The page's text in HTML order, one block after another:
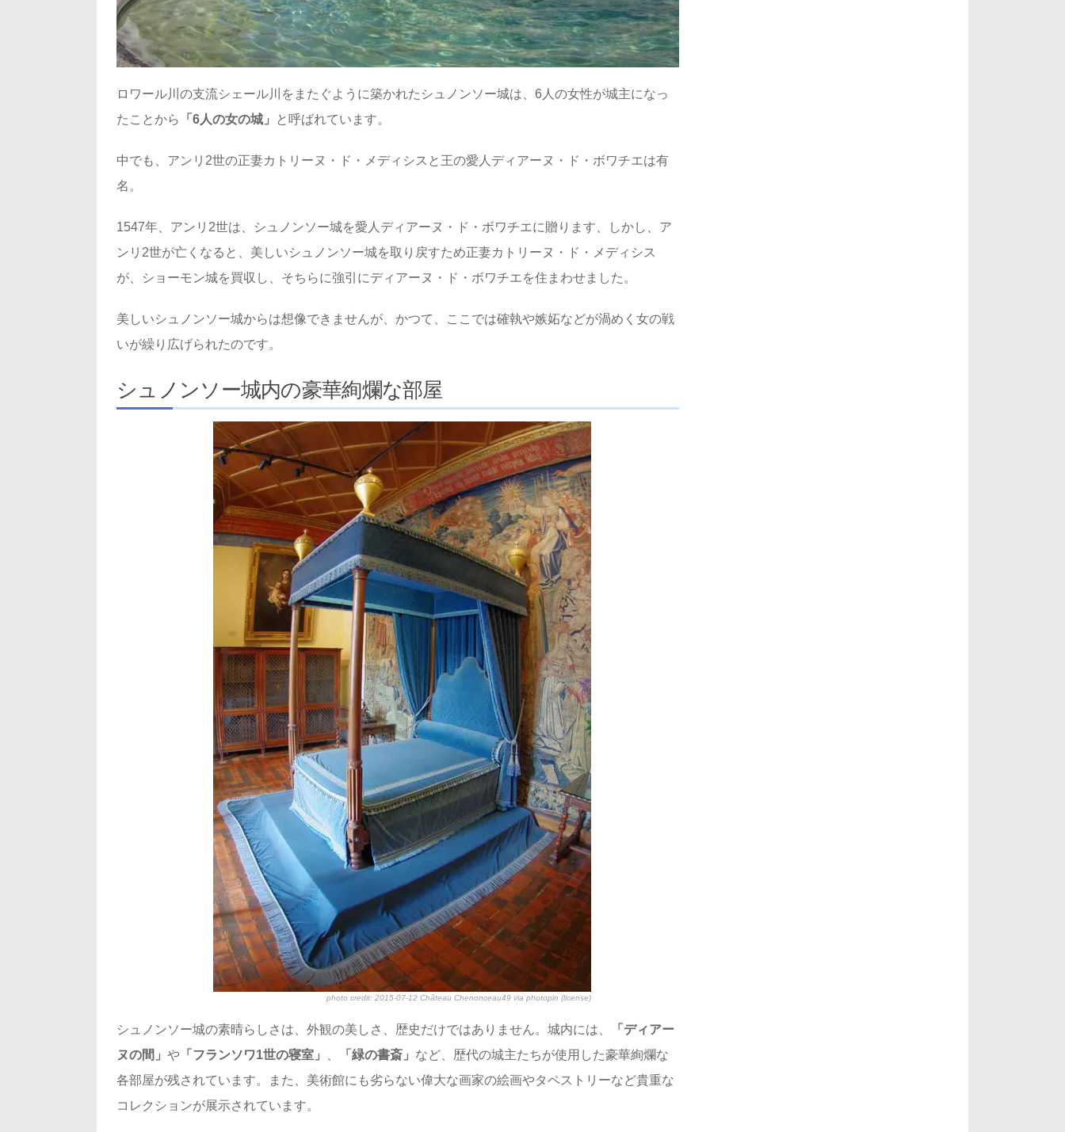
ロワール川の支流シェール川をまたぐように築かれたシュノンソー城は、6人の女性が城主になっ
たことから
「6人の女の城」 と呼ばれています。
中でも、アンリ2世の正妻カトリーヌ・ド・メディシスと王の愛人ディアーヌ・ド・ボワチエは有
名。
1547年、アンリ2世は、シュノンソー城を愛人ディアーヌ・ド・ボワチエに贈ります、しかし、ア
ンリ2世が亡くなると、美しいシュノンソー城を取り戻すため正妻カトリーヌ・ド・メディシス
が、ショーモン城を買収し、そちらに強引にディアーヌ・ド・ボワチエを住まわせました。
美しいシュノンソー城からは想像できませんが、かつて、ここでは確執や嫉妬などが渦めく女の戦
いが繰り広げられたのです。
シュノンソー城内の豪華絢爛な部屋
photo credit: 2015-07-12 Château Chenonceau49via photopin (license)
シュノンソー城の素晴らしさは、外観の美しさ、歴史だけではありません。城内には、
「ディアー
ヌの間」 や 「フランソワ1世の寝室」 「緑の書斎」 など、歴代の城主たちが使用した豪華絢爛な
各部屋が残されています。また、美術館にも劣らない偉大な画家の絵画やタペストリーなど貴重な
コレクションが展示されています。